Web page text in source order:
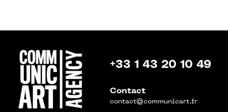
+33 1 43 20 10 49
Contact
contact@communicart.fr